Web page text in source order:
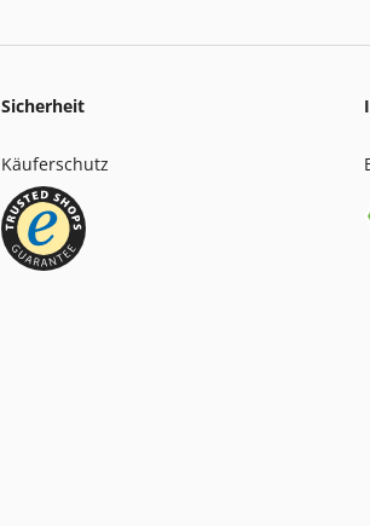
Sicherheit
Käuferschutz